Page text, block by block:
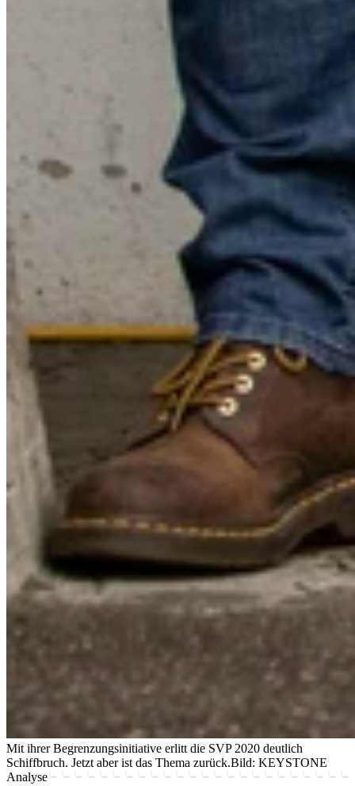
Mit ihrer Begrenzungsinitiative erlitt die SVP 2020 deutlich
Schiffbruch. Jetzt aber ist das Thema zurück.Bild: KEYSTONE
Analyse